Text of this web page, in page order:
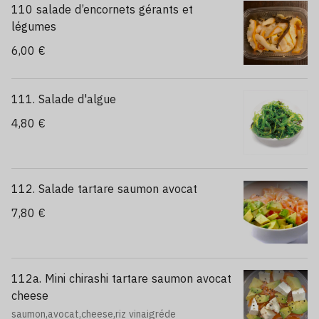
110 salade d’encornets gérants et
légumes
6,00 €
111. Salade d'algue
4,80 €
112. Salade tartare saumon avocat
7,80 €
112a. Mini chirashi tartare saumon avocat
cheese
saumon,avocat,cheese,riz vinaigréde